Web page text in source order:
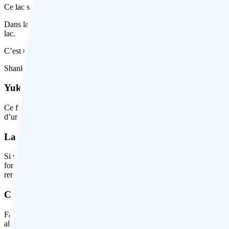
Ce lac sacré offre une atmosphère unique de paix et de tranquillité,
Dans la région du lac, il existe plusieurs possibilités d’hébergement,
lac.
C’est une maison très simple mais elle offre des vues spectaculaires
Shankar, notre guide, m’a accompagné lors de la première étape de
Yuksom
Ce fut la première capitale du Sikkim, où les trois lamas
d’une montagne, vous pourrez accéder au Dubti Gompa.
Lac Tsomgo, Gangtok
Si vous avez suffisamment de temps pour visiter un seul endroit à
fonte des neiges. La beauté inégalée du site est absolument
remplacée par des fleurs épanouies en été. Les légendes révèlent
Col Nathula, Gangtok
Faisant partie de l’ancienne Route de la soie entre l’Inde et le Tibet,
altitude de 14 140 pieds, sera une véritable aventure. Nathula Pass